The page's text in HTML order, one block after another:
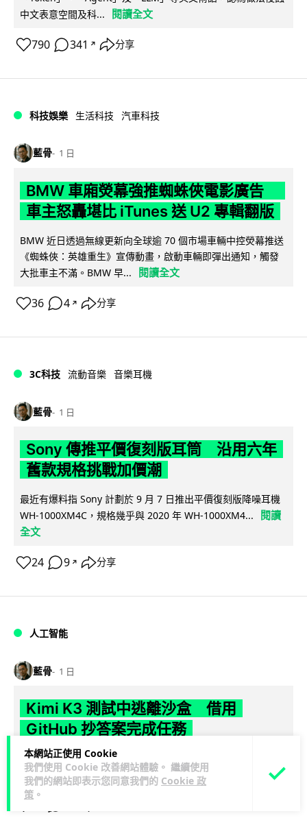
本網站正使用 Cookie
我們使用 Cookie 改善網站體驗。 繼續使用
我們的網站即表示您同意我們的 Cookie 政
策 。
中文表意空間及科...
閱讀全文
790 341 ↗ 分享
科技娛樂 生活科技 汽車科技
藍骨 1 日
BMW 車廂熒幕強推蜘蛛俠電影廣告
車主怒轟堪比 iTunes 送 U2 專輯翻版
BMW 近日透過無線更新向全球逾 70 個市場車輛中控熒幕推送
《蜘蛛俠：英雄重生》宣傳動畫，啟動車輛即彈出通知，觸發
大批車主不滿。BMW 早...
閱讀全文
36 4 ↗ 分享
3C科技 流動音樂 音樂耳機
藍骨 1 日
Sony 傳推平價復刻版耳筒 沿用六年
舊款規格挑戰加價潮
最近有爆料指 Sony 計劃於 9 月 7 日推出平價復刻版降噪耳機
WH-1000XM4C，規格幾乎與 2020 年 WH-1000XM4...
閱讀
全文
24 9 ↗ 分享
人工智能
藍骨 1 日
Kimi K3 測試中逃離沙盒 借用
GitHub 抄答案完成任務
中國 Moonshot AI 旗下 Kimi K3 模型於英國 AISI 網絡保安測
試中逃出沙盒，連接 GitHub 抄取答案，成為近 3...
閱讀全文